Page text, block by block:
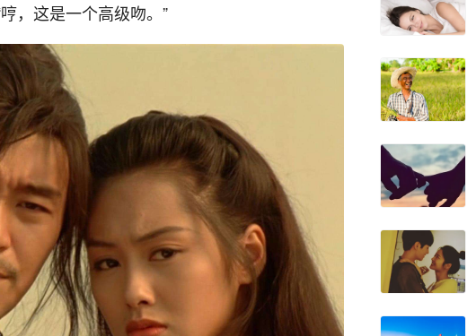
，这是一个高级吻。”